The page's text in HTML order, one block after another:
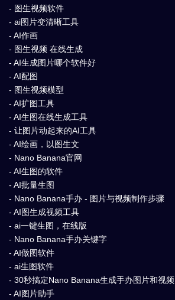
- 图生视频软件
- ai图片变清晰工具
- AI作画
- 图生视频 在线生成
- AI生成图片哪个软件好
- AI配图
- 图生视频模型
- AI扩图工具
- AI生图在线生成工具
- 让图片动起来的AI工具
- AI绘画，以图生文
- Nano Banana官网
- AI生图的软件
- AI批量生图
- Nano Banana手办 - 图片与视频制作步骤
- AI图生成视频工具
- ai一键生图，在线版
- Nano Banana手办关键字
- AI做图软件
- ai生图软件
- 30秒搞定Nano Banana生成手办图片和视频
- AI图片助手